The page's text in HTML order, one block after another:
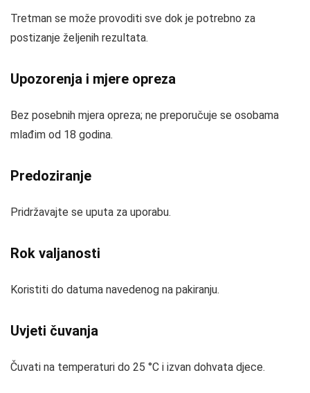
Tretman se može provoditi sve dok je potrebno za
postizanje željenih rezultata.
Upozorenja i mjere opreza
Bez posebnih mjera opreza; ne preporučuje se osobama
mlađim od 18 godina.
Predoziranje
Pridržavajte se uputa za uporabu.
Rok valjanosti
Koristiti do datuma navedenog na pakiranju.
Uvjeti čuvanja
Čuvati na temperaturi do 25 °C i izvan dohvata djece.